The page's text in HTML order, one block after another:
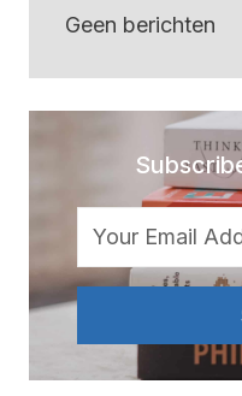
Geen berichten